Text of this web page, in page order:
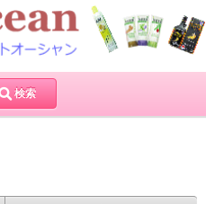
検索